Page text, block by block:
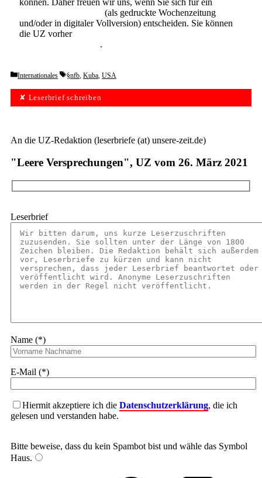
können. Daher freuen wir uns, wenn Sie sich für ein
(als gedruckte Wochenzeitung
und/oder in digitaler Vollversion) entscheiden. Sie können
die UZ vorher
.
Categories
Internationales Tags
§nfb, Kuba, USA
✘ Leserbrief schreiben
An die UZ-Redaktion (leserbriefe (at) unsere-zeit.de)
"Leere Versprechungen", UZ vom 26. März 2021
Leserbrief
Name (*)
E-Mail (*)
Hiermit akzeptiere ich die Datenschutzerklärung, die ich
gelesen und verstanden habe.
Bitte beweise, dass du kein Spambot bist und wähle das Symbol
Haus.